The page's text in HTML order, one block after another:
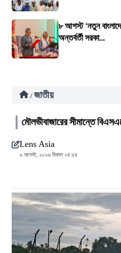
৮ আগস্ট ‘নতুন
অন্তর্বর্তী সরকা...
/ জাতীয়
মৌলভীবাজারের সীমান্তে
Lens Asia
৯ আগস্ট, ২০২৬ বিকাল ০৪:৫৪